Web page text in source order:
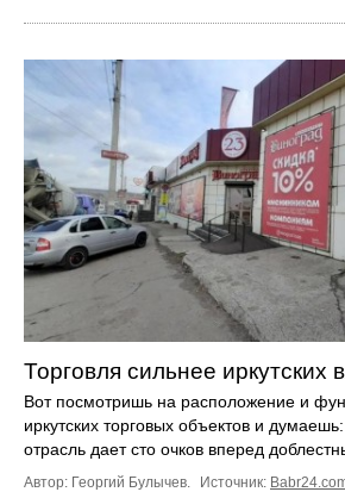
Торговля сильнее иркутских
Вот посмотришь на расположение и
иркутских торговых объектов и думаешь:
отрасль дает сто очков вперед
Автор: Георгий Булычев. Источник: